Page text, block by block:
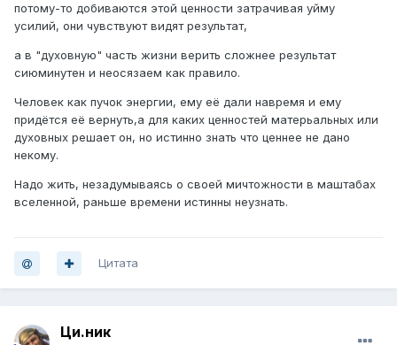
потому-то добиваются этой ценности затрачивая уйму
усилий, они чувствуют видят результат,
а в "духовную" часть жизни верить сложнее результат
сиюминутен и неосязаем как правило.
Человек как пучок энергии, ему её дали навремя и ему
придётся её вернуть,а для каких ценностей матерьальных или
духовных решает он, но истинно знать что ценнее не дано
некому.
Надо жить, незадумываясь о своей мичтожности в маштабах
вселенной, раньше времени истинны неузнать.
Цитата
Ци.ник